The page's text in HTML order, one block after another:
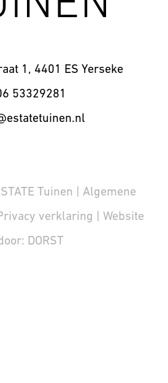
1, 4401 ES Yerseke
53329281
Tuinen | Algemene
verklaring
| Website
DORST